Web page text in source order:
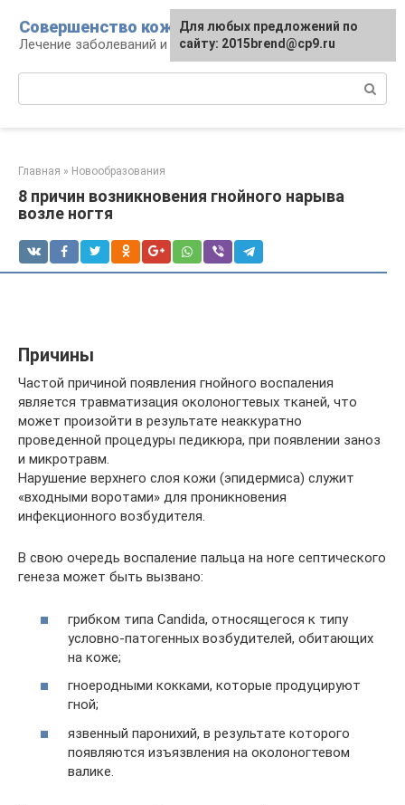
контенту
Совершенство кожи
Лечение заболеваний и уход за кожей
Главная » Новообразования
8 причин возникновения гнойного нарыва
возле ногтя
Причины
Частой причиной появления гнойного воспаления
является травматизация околоногтевых тканей, что
может произойти в результате неаккуратно
проведенной процедуры педикюра, при появлении заноз
и микротравм.
Нарушение верхнего слоя кожи (эпидермиса) служит
«входными воротами» для проникновения
инфекционного возбудителя.
В свою очередь воспаление пальца на ноге септического
генеза может быть вызвано:
грибком типа Candida, относящегося к типу
условно-патогенных возбудителей, обитающих
на коже;
гноеродными кокками, которые продуцируют
гной;
язвенный паронихий, в результате которого
появляются изъязвления на околоногтевом
валике.
Для любых предложений по
сайту: 2015brend@cp9.ru